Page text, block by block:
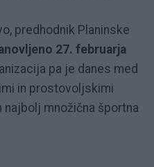
predhodnik Planinske
27. februarja
pa je danes med
in prostovoljskimi
množična športna